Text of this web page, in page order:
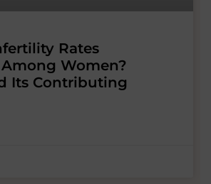
Rates
Women?
Its Contributing